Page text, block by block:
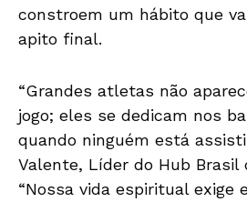
constroem um hábito que
apito final.
“Grandes atletas não
jogo; eles se dedicam nos
quando ninguém está
Valente, Líder do Hub Brasil
“Nossa vida espiritual exige